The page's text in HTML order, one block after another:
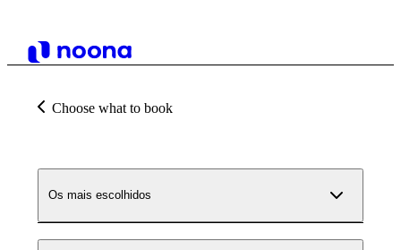
Choose what to book
Os mais escolhidos